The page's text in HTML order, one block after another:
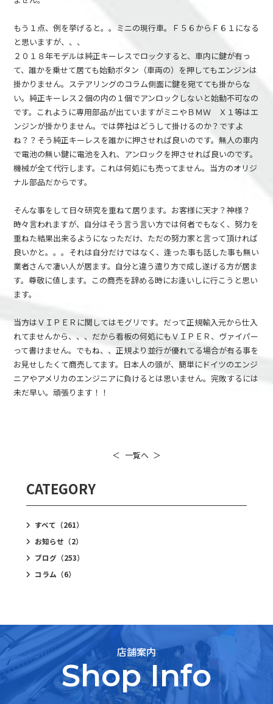
もう１点、例を挙げると。。ミニの現行車。Ｆ５６からＦ６１になる
と思いますが、、、
２０１８年モデルは純正キーレスでロックすると、車内に鍵が有っ
て、誰かを乗せて居ても始動ボタン（車両の）を押してもエンジンは
掛かりません。ステアリングのコラム側面に鍵を宛てても掛からな
い。純正キーレス２個の内の１個でアンロックしないと始動不可なの
です。これように専用部品が出ていますがミニやＢＭＷ Ｘ１等はエ
ンジンが掛かりません。では弊社はどうして掛けるのか？ですよ
ね？？そう純正キーレスを誰かに押させれば良いのです。無人の車内
で電池の無い鍵に電池を入れ、アンロックを押させれば良いのです。
機械が全て代行します。これは何処にも売ってません。当方のオリジ
ナル部品だからです。
そんな事をして日々研究を重ねて居ります。お客様に天才？神様？
時々言われますが、自分はそう言う言い方では何者でもなく、努力を
重ねた結果出来るようになっただけ、ただの努力家と言って頂ければ
良いかと。。。それは自分だけではなく、逢った事も話した事も無い
業者さんで凄い人が居ます。自分と違う遣り方で成し遂げる方が居ま
す。尊敬に値します。この商売を辞める時にお逢いしに行こうと思い
ます。
当方はＶＩＰＥＲに関してはモグリです。だって正規輸入元から仕入
れてませんから、、、だから看板の何処にもＶＩＰＥＲ、ヴァイパー
って書けません。でもね、、正規より並行が優れてる場合が有る事を
お見せしたくて商売してます。日本人の頭が、簡単にドイツのエンジ
ニアやアメリカのエンジニアに負けるとは思いません。完敗するには
未だ早い。頑張ります！！
＜ 一覧へ ＞
CATEGORY
すべて （261）
お知らせ （2）
ブログ（253）
コラム （6）
店舗案内
Shop Info